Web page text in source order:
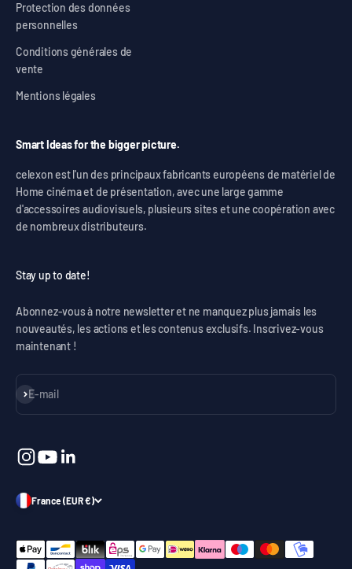
Protection des données
personnelles
Conditions générales de
vente
Mentions légales
Smart Ideas for the bigger picture.
celexon est l'un des principaux fabricants européens de matériel de
Home cinéma et de présentation, avec une large gamme
d'accessoires audiovisuels, plusieurs sites et une coopération avec
de nombreux distributeurs.
Stay up to date!
Abonnez-vous à notre newsletter et ne manquez plus jamais les
nouveautés, les actions et les contenus exclusifs. Inscrivez-vous
maintenant !
E-mail
S'inscrire
France (EUR €)